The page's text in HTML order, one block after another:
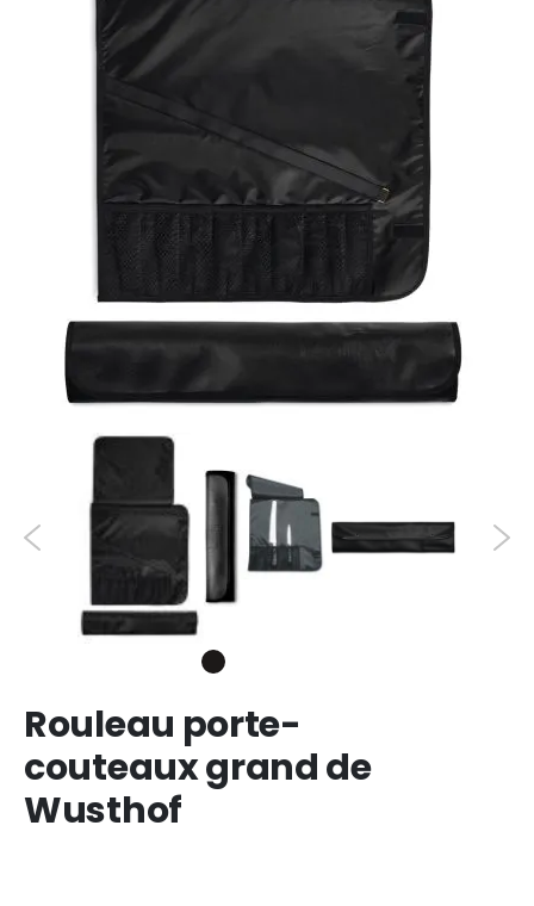
Rouleau porte-
couteaux grand de
Wusthof